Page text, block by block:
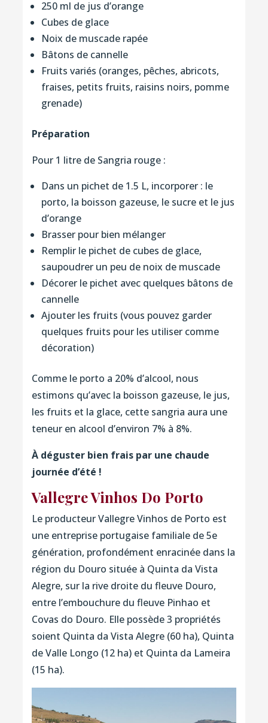
250 ml de jus d’orange
Cubes de glace
Noix de muscade rapée
Bâtons de cannelle
Fruits variés (oranges, pêches, abricots,
fraises, petits fruits, raisins noirs, pomme
grenade)
Préparation
Pour 1 litre de Sangria rouge :
Dans un pichet de 1.5 L, incorporer : le
porto, la boisson gazeuse, le sucre et le jus
d’orange
Brasser pour bien mélanger
Remplir le pichet de cubes de glace,
saupoudrer un peu de noix de muscade
Décorer le pichet avec quelques bâtons de
cannelle
Ajouter les fruits (vous pouvez garder
quelques fruits pour les utiliser comme
décoration)
Comme le porto a 20% d’alcool, nous
estimons qu’avec la boisson gazeuse, le jus,
les fruits et la glace, cette sangria aura une
teneur en alcool d’environ 7% à 8%.
À déguster bien frais par une chaude
journée d’été !
Vallegre Vinhos Do Porto
Le producteur Vallegre Vinhos de Porto est
une entreprise portugaise familiale de 5e
génération, profondément enracinée dans la
région du Douro située à Quinta da Vista
Alegre, sur la rive droite du fleuve Douro,
entre l’embouchure du fleuve Pinhao et
Covas do Douro. Elle possède 3 propriétés
soient Quinta da Vista Alegre (60 ha), Quinta
de Valle Longo (12 ha) et Quinta da Lameira
(15 ha).